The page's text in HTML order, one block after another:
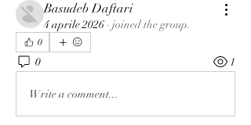
Basudeb Daftari
4 aprile 2026 · joined the group.
0
0 1
Write a comment...